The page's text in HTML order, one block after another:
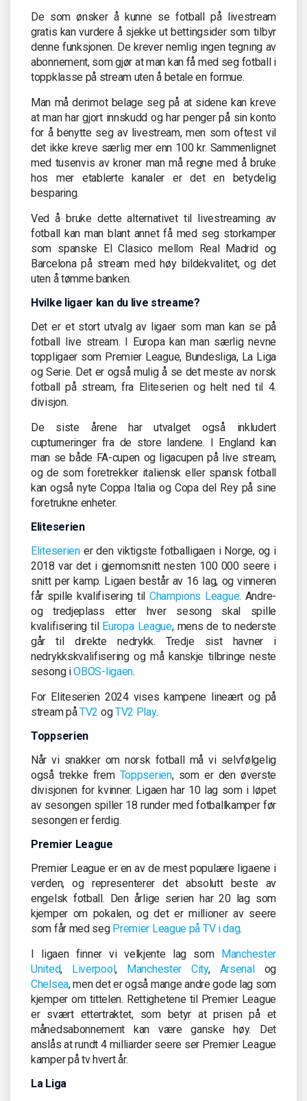
De som ønsker å kunne se fotball på livestream
gratis kan vurdere å sjekke ut bettingsider som tilbyr
denne funksjonen. De krever nemlig ingen tegning av
abonnement, som gjør at man kan få med seg fotball i
toppklasse på stream uten å betale en formue.
Man må derimot belage seg på at sidene kan kreve
at man har gjort innskudd og har penger på sin konto
for å benytte seg av livestream, men som oftest vil
det ikke kreve særlig mer enn 100 kr. Sammenlignet
med tusenvis av kroner man må regne med å bruke
hos mer etablerte kanaler er det en betydelig
besparing.
Ved å bruke dette alternativet til livestreaming av
fotball kan man blant annet få med seg storkamper
som spanske El Clasico mellom Real Madrid og
Barcelona på stream med høy bildekvalitet, og det
uten å tømme banken.
Hvilke ligaer kan du live streame?
Det er et stort utvalg av ligaer som man kan se på
fotball live stream. I Europa kan man særlig nevne
toppligaer som Premier League, Bundesliga, La Liga
og Serie. Det er også mulig å se det meste av norsk
fotball på stream, fra Eliteserien og helt ned til 4.
divisjon.
De siste årene har utvalget også inkludert
cupturneringer fra de store landene. I England kan
man se både FA-cupen og ligacupen på live stream,
og de som foretrekker italiensk eller spansk fotball
kan også nyte Coppa Italia og Copa del Rey på sine
foretrukne enheter.
Eliteserien
Eliteseriener den viktigste fotballigaen i Norge, og i
2018 var det i gjennomsnitt nesten 100 000 seere i
snitt per kamp. Ligaen består av 16 lag, og vinneren
får spille kvalifisering til Champions League. Andre-
og tredjeplass etter hver sesong skal spille
kvalifisering til Europa League, mens de to nederste
går til direkte nedrykk. Tredje sist havner i
nedrykkskvalifisering og må kanskje tilbringe neste
sesong iOBOS-ligaen.
For Eliteserien 2024 vises kampene lineært og på
stream påTV2 ogTV2 Play.
Toppserien
Når vi snakker om norsk fotball må vi selvfølgelig
også trekke frem Toppserien, som er den øverste
divisjonen for kvinner. Ligaen har 10 lag som i løpet
av sesongen spiller 18 runder med fotballkamper før
sesongen er ferdig.
Premier League
Premier League er en av de mest populære ligaene i
verden, og representerer det absolutt beste av
engelsk fotball. Den årlige serien har 20 lag som
kjemper om pokalen, og det er millioner av seere
som får med seg Premier League på TV i dag.
I ligaen finner vi velkjente lag som Manchester
United, Liverpool, Manchester City, Arsenalog
Chelsea, men det er også mange andre gode lag som
kjemper om tittelen. Rettighetene til Premier League
er svært ettertraktet, som betyr at prisen på et
månedsabonnement kan være ganske høy. Det
anslås at rundt 4 milliarder seere ser Premier League
kamper på tv hvert år.
La Liga